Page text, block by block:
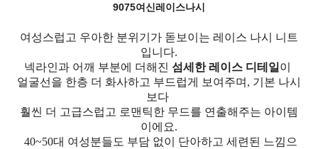
9075여신레이스나시
여성스럽고 우아한 분위기가 돋보이는 레이스 나시 니트
입니다.
넥라인과 어깨 부분에 더해진 섬세한 레이스 디테일 이
얼굴선을 한층 더 화사하고 부드럽게 보여주며, 기본 나시
보다
훨씬 더 고급스럽고 로맨틱한 무드를 연출해주는 아이템
이에요.
40~50대 여성분들도 부담 없이 단아하고 세련된 느낌으